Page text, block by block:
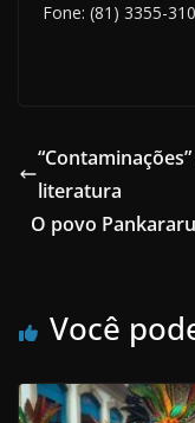
Fone: (81) 3355-
literatura
O povo
Você